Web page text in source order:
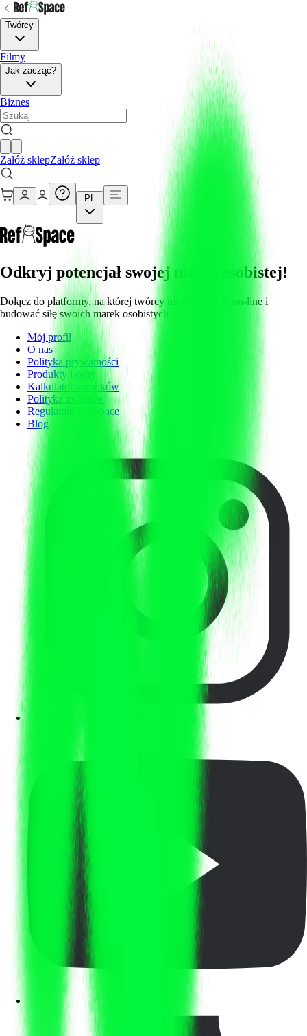
Twórcy
Filmy
Jak zacząć?
Biznes
Załóż sklepZałóż sklep
PL
Odkryj potencjał swojej marki osobistej!
Dołącz do platformy, na której twórcy mogą zarabiać on-line i
budować siłę swoich marek osobistych.
Mój profil
O nas
Polityka prywatności
Produkty i ceny
Kalkulator zarobków
Polityka zwrotów
Regulamin RefSpace
Blog